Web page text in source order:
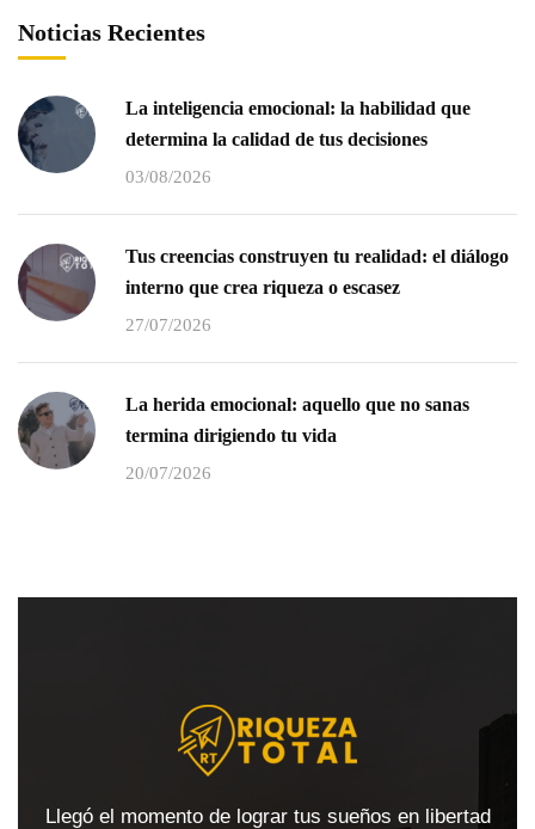
Noticias Recientes
La inteligencia emocional: la habilidad que
determina la calidad de tus decisiones
03/08/2026
Tus creencias construyen tu realidad: el diálogo
interno que crea riqueza o escasez
27/07/2026
La herida emocional: aquello que no sanas
termina dirigiendo tu vida
20/07/2026
Llegó el momento de lograr tus sueños en libertad